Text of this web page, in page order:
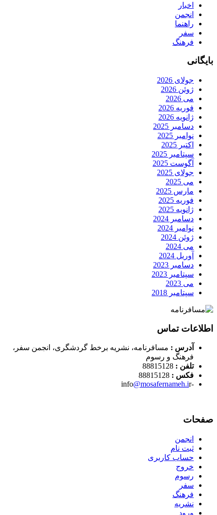
اخبار
انجمن
راهنما
سفر
فرهنگ
بایگانی
جولای 2026
ژوئن 2026
می 2026
فوریه 2026
ژانویه 2026
دسامبر 2025
نوامبر 2025
اکتبر 2025
سپتامبر 2025
آگوست 2025
جولای 2025
می 2025
مارس 2025
فوریه 2025
ژانویه 2025
دسامبر 2024
نوامبر 2024
ژوئن 2024
می 2024
آوریل 2024
دسامبر 2023
سپتامبر 2023
می 2023
سپتامبر 2018
اطلاعات تماس
آدرس : مسافرنامه، نشریه برخط گردشگری، انجمن سفر،
فرهنگ و رسوم
تلفن :
فکس :
-info
@mosafernameh.ir
صفحات
انجمن
ثبت نام
حساب کاربری
خروج
رسوم
سفر
فرهنگ
نشریه
ورود